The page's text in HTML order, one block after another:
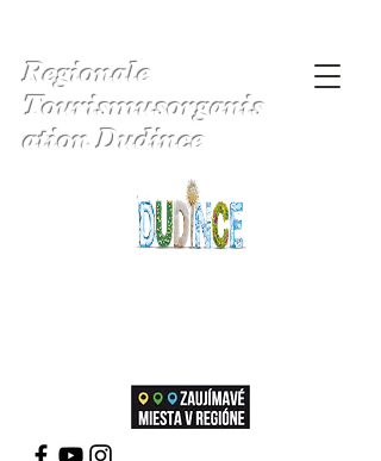
Regionale
Tourismusorganis
ation Dudince